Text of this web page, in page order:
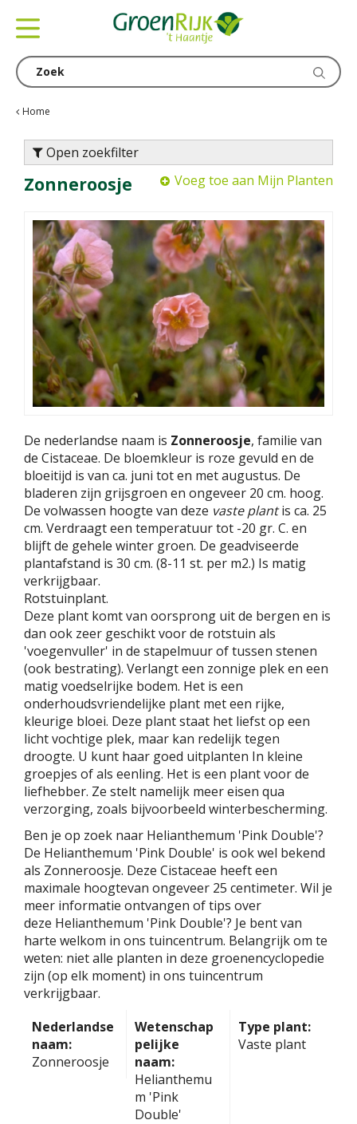
Home
Open zoekfilter
Zonneroosje Voeg toe aan Mijn Planten
De nederlandse naam is Zonneroosje, familie van
de Cistaceae. De bloemkleur is roze gevuld en de
bloeitijd is van ca. juni tot en met augustus. De
bladeren zijn grijsgroen en ongeveer 20 cm. hoog.
De volwassen hoogte van deze vaste plantis ca. 25
cm. Verdraagt een temperatuur tot -20 gr. C. en
blijft de gehele winter groen. De geadviseerde
plantafstand is 30 cm. (8-11 st. per m2.) Is matig
verkrijgbaar.
Rotstuinplant.
Deze plant komt van oorsprong uit de bergen en is
dan ook zeer geschikt voor de rotstuin als
'voegenvuller' in de stapelmuur of tussen stenen
(ook bestrating). Verlangt een zonnige plek en een
matig voedselrijke bodem. Het is een
onderhoudsvriendelijke plant met een rijke,
kleurige bloei. Deze plant staat het liefst op een
licht vochtige plek, maar kan redelijk tegen
droogte. U kunt haar goed uitplanten In kleine
groepjes of als eenling. Het is een plant voor de
liefhebber. Ze stelt namelijk meer eisen qua
verzorging, zoals bijvoorbeeld winterbescherming.
Ben je op zoek naar Helianthemum 'Pink Double'?
De Helianthemum 'Pink Double' is ook wel bekend
als Zonneroosje. Deze Cistaceae heeft een
maximale hoogtevan ongeveer 25 centimeter. Wil je
meer informatie ontvangen of tips over
deze Helianthemum 'Pink Double'? Je bent van
harte welkom in ons tuincentrum. Belangrijk om te
weten: niet alle planten in deze groenencyclopedie
zijn (op elk moment) in ons tuincentrum
verkrijgbaar.
Nederlandse
naam:
Zonneroosje
Wetenschap
pelijke
naam:
Helianthemu
m 'Pink
Double'
Type plant:
Vaste plant